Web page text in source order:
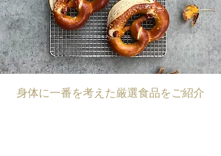
​身体に一番を考えた厳選食品をご紹介